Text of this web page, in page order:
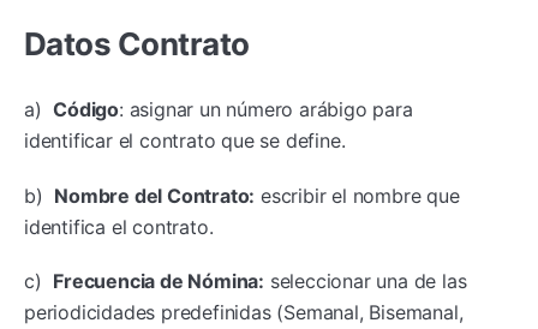
Datos Contrato
a)Código: asignar un número arábigo para
identificar el contrato que se define.
b) Nombre del Contrato: escribir el nombre que
identifica el contrato.
c) Frecuencia de Nómina: seleccionar una de las
periodicidades predefinidas (Semanal, Bisemanal,